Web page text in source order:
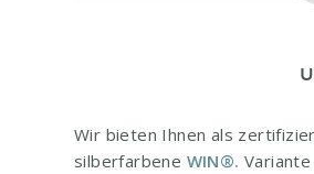
Wir bieten Ihnen als
silberfarbene WIN®.